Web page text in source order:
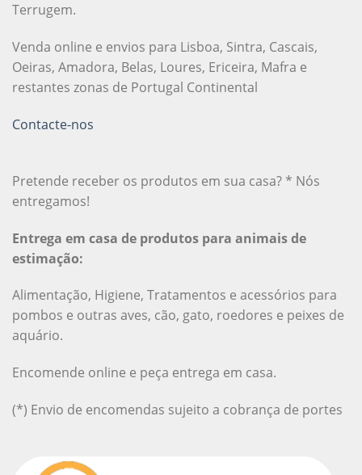
Terrugem.
Venda online e envios para Lisboa, Sintra, Cascais,
Oeiras, Amadora, Belas, Loures, Ericeira, Mafra e
restantes zonas de Portugal Continental
Contacte-nos
Pretende receber os produtos em sua casa? * Nós
entregamos!
Entrega em casa de produtos para animais de
estimação:
Alimentação, Higiene, Tratamentos e acessórios para
pombos e outras aves, cão, gato, roedores e peixes de
aquário.
Encomende online e peça entrega em casa.
(*) Envio de encomendas sujeito a cobrança de portes